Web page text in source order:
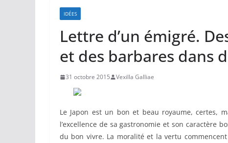
IDÉES
Lettre d’un émigré.
et des barbares dans
31 octobre 2015 Vexilla Galliae
Le Japon est un bon et beau royaume, certes,
l’excellence de sa gastronomie et son caractère
du bon vivre. La moralité et la vertu